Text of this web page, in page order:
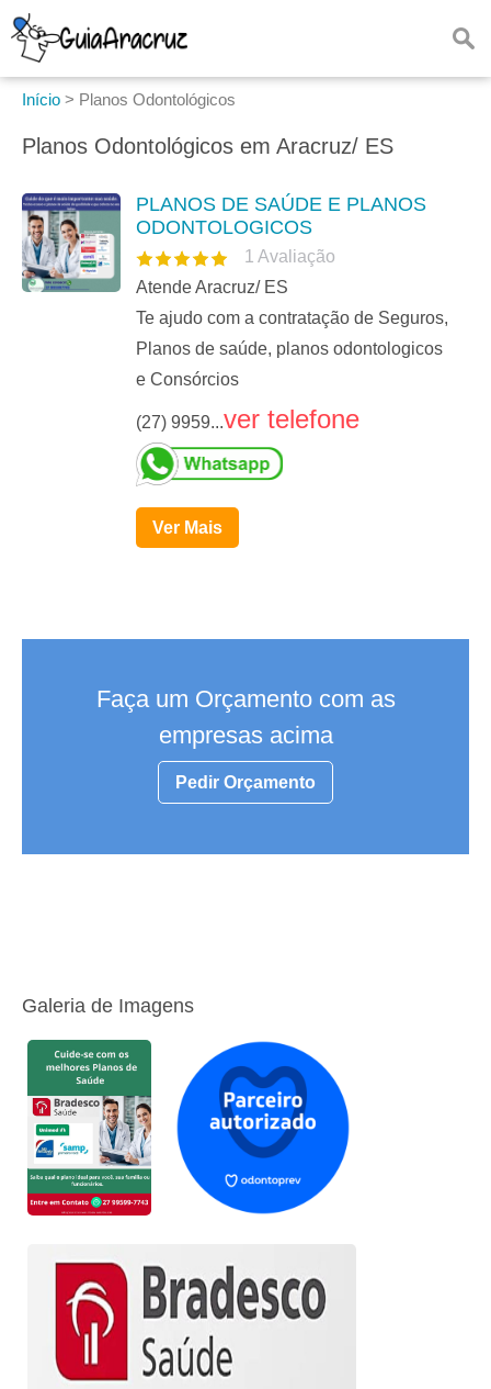
Início > Planos Odontológicos
Planos Odontológicos em Aracruz/ ES
PLANOS DE SAÚDE E PLANOS
ODONTOLOGICOS
1 Avaliação
Atende Aracruz/ ES
Te ajudo com a contratação de Seguros,
Planos de saúde, planos odontologicos
e Consórcios
(27) 9959...ver telefone
Ver Mais
Faça um Orçamento com as
empresas acima
Pedir Orçamento
Galeria de Imagens